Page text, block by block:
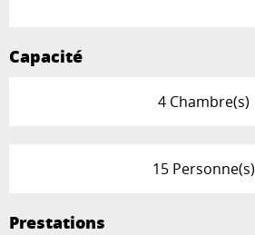
Capacité
4 Chambre(s)
15 Personne(s)
Prestations